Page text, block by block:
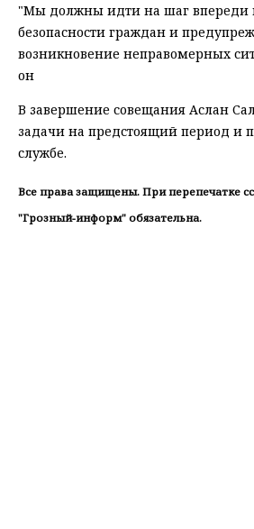
"Мы должны идти на шаг впереди
безопасности граждан и
возникновение неправомерных
он
В завершение совещания Аслан
задачи на предстоящий период и
службе.
Все права защищены. При перепечатке
"Грозный-информ" обязательна.